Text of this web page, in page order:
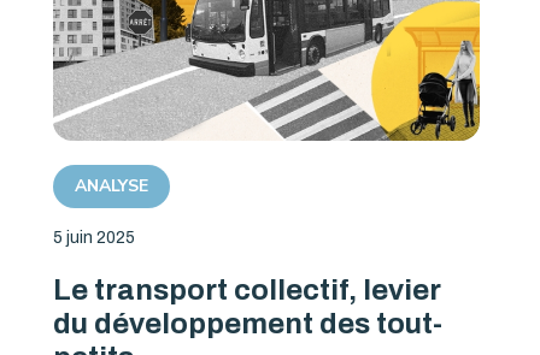
ANALYSE
5 juin 2025
Le transport collectif, levier
du développement des tout-